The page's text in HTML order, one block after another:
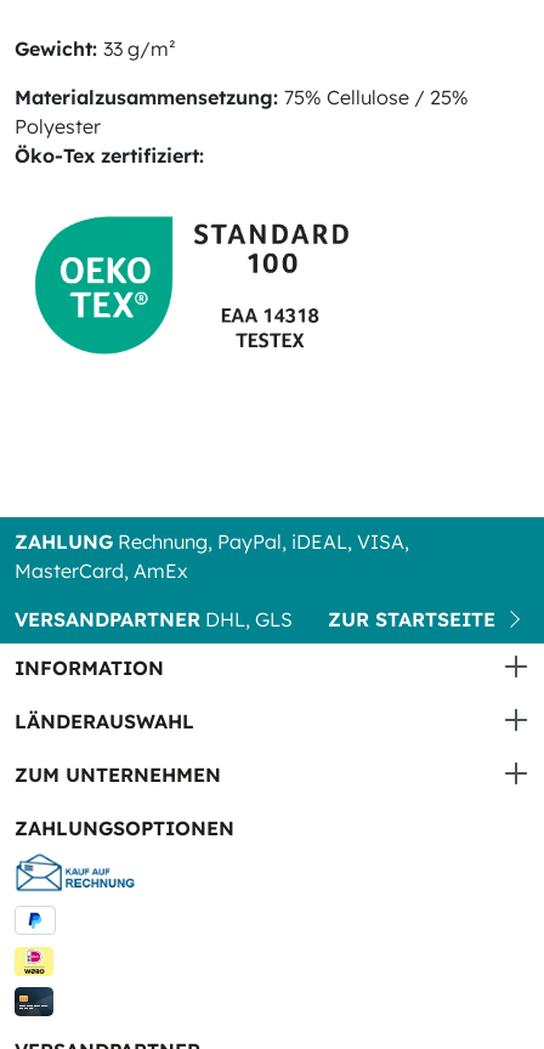
Gewicht: 33 g/m²
Materialzusammensetzung: 75% Cellulose / 25%
Polyester
Öko-Tex zertifiziert:
ZAHLUNG Rechnung, PayPal, iDEAL, VISA,
MasterCard, AmEx
VERSANDPARTNER DHL, GLS
ZUR STARTSEITE
INFORMATION
LÄNDERAUSWAHL
ZUM UNTERNEHMEN
ZAHLUNGSOPTIONEN